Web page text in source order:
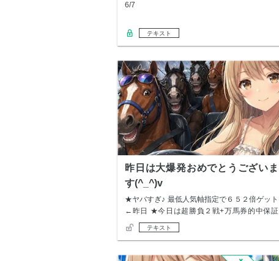
6/7
テキスト
昨日は大爆発おめでとうございま
す(^_^)v
★ヤバすぎ♪ 最低人気軸指定で６５２倍ゲット
←昨日 ★今日は超勝負２戦+万馬券的中保証
★…
テキスト